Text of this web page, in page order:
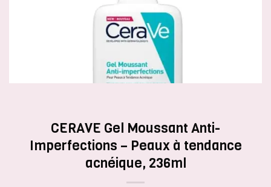
CERAVE Gel Moussant Anti-
Imperfections – Peaux à tendance
acnéique, 236ml